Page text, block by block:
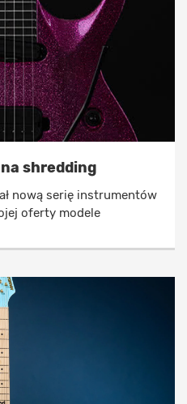
shredding
nową serię instrumentów
oferty modele